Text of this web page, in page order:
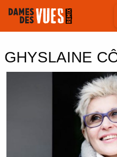
GHYSLAINE